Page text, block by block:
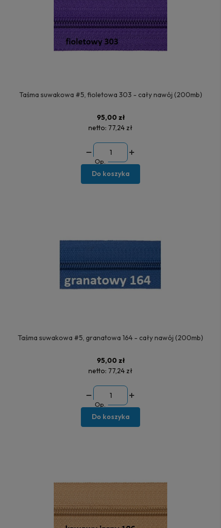
Taśma suwakowa #5, fioletowa 303 - cały nawój (200mb)
95,00 zł
netto: 77,24 zł
Op.
Do koszyka
Taśma suwakowa #5, granatowa 164 - cały nawój (200mb)
95,00 zł
netto: 77,24 zł
Op.
Do koszyka